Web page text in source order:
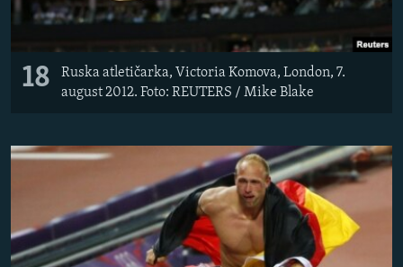
18
Ruska atletičarka, Victoria Komova, London, 7.
august 2012. Foto: REUTERS / Mike Blake